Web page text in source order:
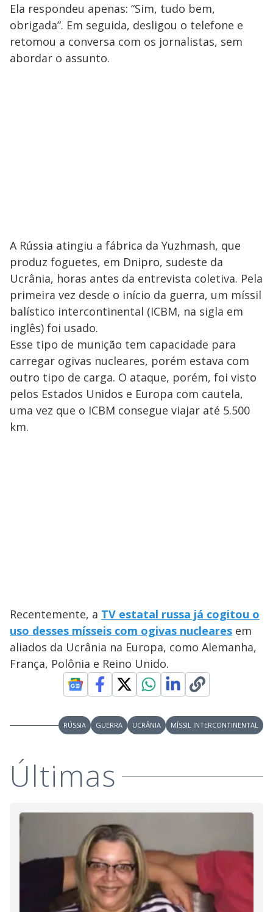
Ela respondeu apenas: “Sim, tudo bem,
obrigada”. Em seguida, desligou o telefone e
retomou a conversa com os jornalistas, sem
abordar o assunto.
A Rússia atingiu a fábrica da Yuzhmash, que
produz foguetes, em Dnipro, sudeste da
Ucrânia, horas antes da entrevista coletiva. Pela
primeira vez desde o início da guerra, um míssil
balístico intercontinental (ICBM, na sigla em
inglês) foi usado.
Esse tipo de munição tem capacidade para
carregar ogivas nucleares, porém estava com
outro tipo de carga. O ataque, porém, foi visto
pelos Estados Unidos e Europa com cautela,
uma vez que o ICBM consegue viajar até 5.500
km.
Recentemente, a TV estatal russa já cogitou o
uso desses mísseis com ogivas nucleares em
aliados da Ucrânia na Europa, como Alemanha,
França, Polônia e Reino Unido.
RÚSSIA GUERRA UCRÂNIA MÍSSIL INTERCONTINENTAL
Últimas